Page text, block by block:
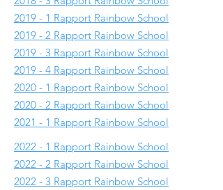
2019 - 1 Rapport Rainbow School
2019 - 2 Rapport Rainbow School
2019 - 3 Rapport Rainbow School
2019 - 4 Rapport Rainbow School
2020 - 1 Rapport Rainbow School
2020 - 2 Rapport Rainbow School
2021 - 1 Rapport Rainbow School
2022 - 1 Rapport Rainbow School
2022 - 2 Rapport Rainbow School
2022 - 3 Rapport Rainbow School